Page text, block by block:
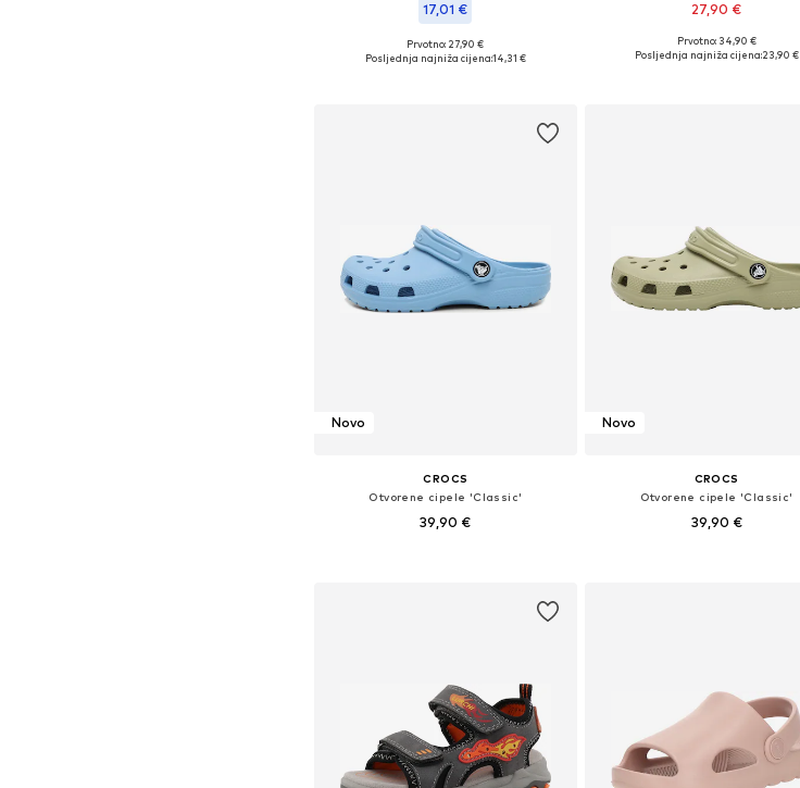
17,01 €
Dostupno u više veličina
Prvotno: 27,90 €
Posljednja najniža cijena:14,31 €
27,90 €
Dostupno u više veličina
Prvotno: 34,90 €
Posljednja najniža cijena:23,90 €
Novo
CROCS
Otvorene cipele 'Classic'
39,90 €
Novo
CROCS
Otvorene cipele 'Classic'
39,90 €